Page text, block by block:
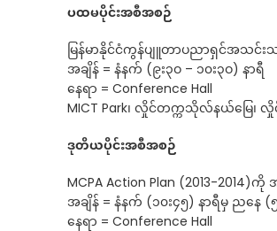
ပထမပိုင်းအစီအစဉ်
မြန်မာနိုင်ငံကွန်ပျူတာပညာရှင်အသင်
အချိန် = နံနက် (၉း၃ဝ – ၁၀း၃ဝ) နာရီ
နေရာ = Conference Hall
MICT Park၊ လှိုင်တက္ကသိုလ်နယ်မြေ၊
ဒုတိယပိုင်းအစီအစဉ်
MCPA Action Plan (2013-
အချိန် = နံနက် (၁၀း၄၅) နာရီမှ ညနေ (
နေရာ = Conference Hall